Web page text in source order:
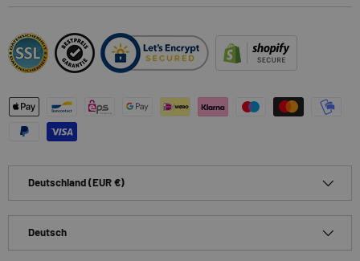
Zahlungsmethoden
Deutschland (EUR €)
Deutsch